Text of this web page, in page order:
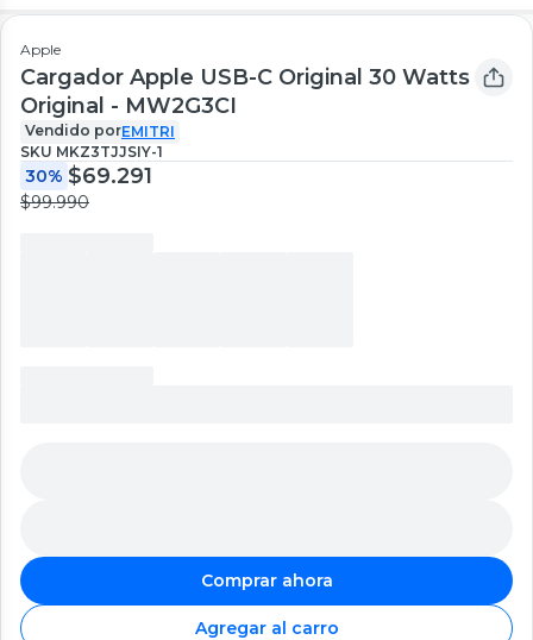
Apple
Cargador Apple USB-C Original 30 Watts
Original - MW2G3CI
Vendido porEMITRI
SKU MKZ3TJJSIY-1
30% $69.291
$99.990
Comprar ahora
Agregar al carro